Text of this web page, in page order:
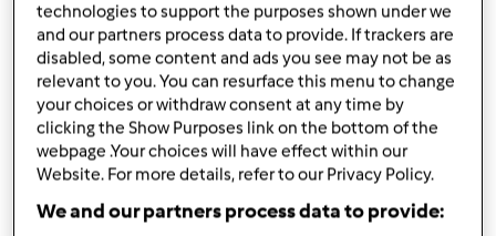
Partilhar receita
Criar uma variante
Ingredientes
technologies to support the purposes shown under we
and our partners process data to provide. If trackers are
disabled, some content and ads you see may not be as
relevant to you. You can resurface this menu to change
your choices or withdraw consent at any time by
clicking the Show Purposes link on the bottom of the
webpage .Your choices will have effect within our
Website. For more details, refer to our Privacy Policy.
We and our partners process data to provide: